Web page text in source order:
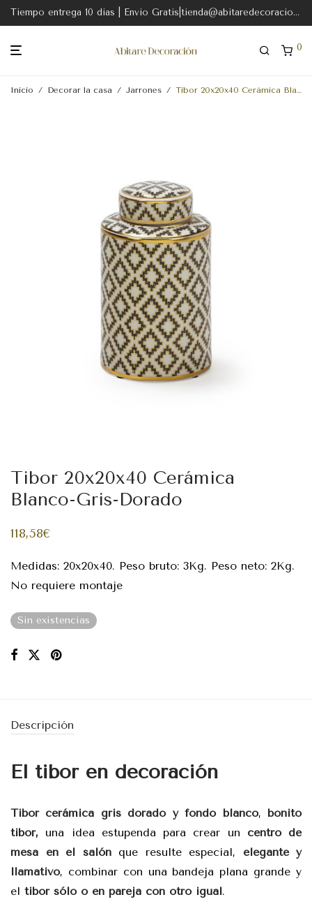
Tiempo entrega 10 dias | Envio Gratis|tienda@abitaredecoracion.com
0
Inicio / Decorar la casa / Jarrones / Tibor 20x20x40 Cerámica Blanco-Gris-Dorado
Tibor 20x20x40 Cerámica
Blanco-Gris-Dorado
118,58€
Medidas: 20x20x40. Peso bruto: 3Kg. Peso neto: 2Kg.
No requiere montaje
Sin existencias
Descripción
El tibor en decoración
Tibor cerámica gris dorado y fondo blanco, bonito
tibor, una idea estupenda para crear un centro de
mesa en el salónque resulte especial, elegante y
llamativo, combinar con una bandeja plana grande y
el tibor sólo o en pareja con otro igual.